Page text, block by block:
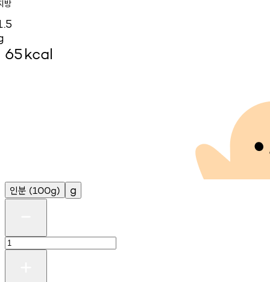
방
65kcal
인분 (100g) g